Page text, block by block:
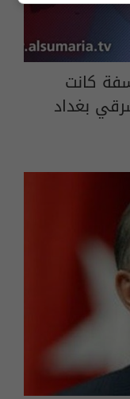
كانت
بغداد